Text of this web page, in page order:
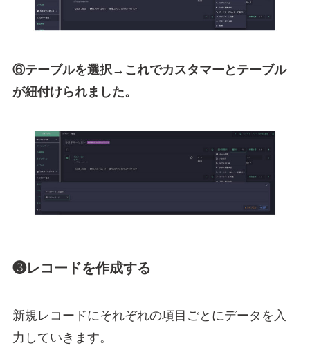
⑥テーブルを選択→これでカスタマーとテーブル
が紐付けられました。
❸レコードを作成する
新規レコードにそれぞれの項目ごとにデータを入
力していきます。